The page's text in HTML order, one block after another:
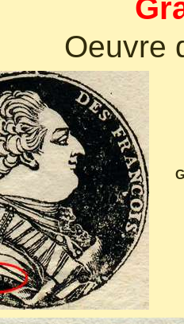
Oeuvre